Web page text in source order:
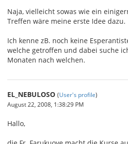
Naja, vielleicht sowas wie ein
Treffen wäre meine erste Idee dazu.
Ich kenne zB. noch keine
welche getroffen und dabei suche
Monaten nach welchen.
EL_NEBULOSO (User's profile)
August 22, 2008, 1:38:29 PM
Hallo,